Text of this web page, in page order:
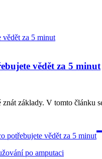
vědět za 5 minut
základy. V tomto článku
potřebujete vědět za 5 minut